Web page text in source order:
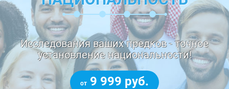
Исследования ваших предков - точное
установление национальности!
от 9 999 руб.